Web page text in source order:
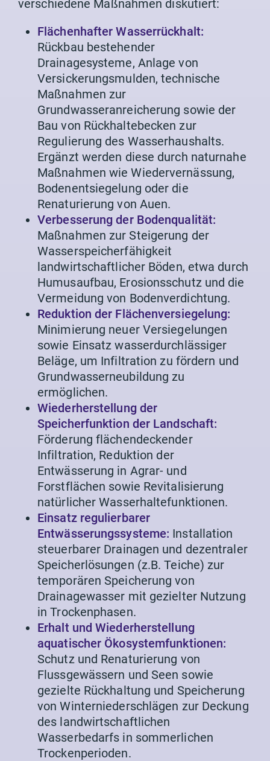
verschiedene Maßnahmen diskutiert:
Flächenhafter Wasserrückhalt:
Rückbau bestehender
Drainagesysteme, Anlage von
Versickerungsmulden, technische
Maßnahmen zur
Grundwasseranreicherung sowie der
Bau von Rückhaltebecken zur
Regulierung des Wasserhaushalts.
Ergänzt werden diese durch naturnahe
Maßnahmen wie Wiedervernässung,
Bodenentsiegelung oder die
Renaturierung von Auen.
Verbesserung der Bodenqualität:
Maßnahmen zur Steigerung der
Wasserspeicherfähigkeit
landwirtschaftlicher Böden, etwa durch
Humusaufbau, Erosionsschutz und die
Vermeidung von Bodenverdichtung.
Reduktion der Flächenversiegelung:
Minimierung neuer Versiegelungen
sowie Einsatz wasserdurchlässiger
Beläge, um Infiltration zu fördern und
Grundwasserneubildung zu
ermöglichen.
Wiederherstellung der
Speicherfunktion der Landschaft:
Förderung flächendeckender
Infiltration, Reduktion der
Entwässerung in Agrar- und
Forstflächen sowie Revitalisierung
natürlicher Wasserhaltefunktionen.
Einsatz regulierbarer
Entwässerungssysteme: Installation
steuerbarer Drainagen und dezentraler
Speicherlösungen (z.B. Teiche) zur
temporären Speicherung von
Drainagewasser mit gezielter Nutzung
in Trockenphasen.
Erhalt und Wiederherstellung
aquatischer Ökosystemfunktionen:
Schutz und Renaturierung von
Flussgewässern und Seen sowie
gezielte Rückhaltung und Speicherung
von Winterniederschlägen zur Deckung
des landwirtschaftlichen
Wasserbedarfs in sommerlichen
Trockenperioden.